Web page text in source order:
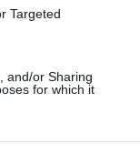
Targeted
and/or Sharing
for which it